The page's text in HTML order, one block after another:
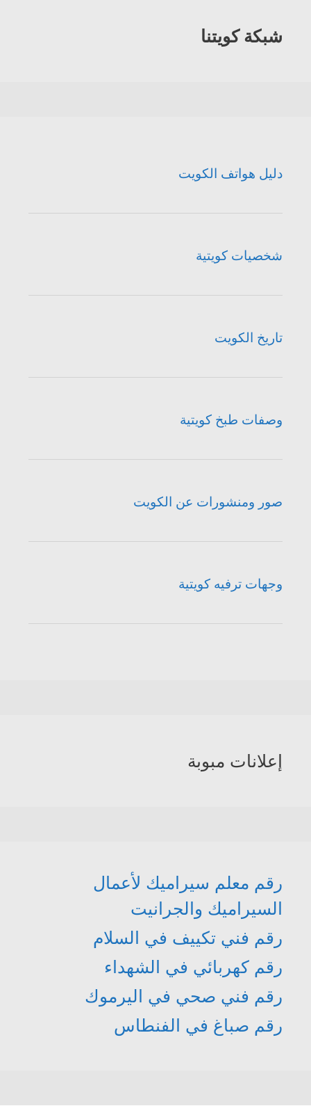
شبكة كويتنا
دليل هواتف الكويت
شخصيات كويتية
تاريخ الكويت
وصفات طبخ كويتية
صور ومنشورات عن الكويت
وجهات ترفيه كويتية
إعلانات مبوبة
رقم معلم سيراميك لأعمال
السيراميك والجرانيت
رقم فني تكييف في السلام
رقم كهربائي في الشهداء
رقم فني صحي في اليرموك
رقم صباغ في الفنطاس